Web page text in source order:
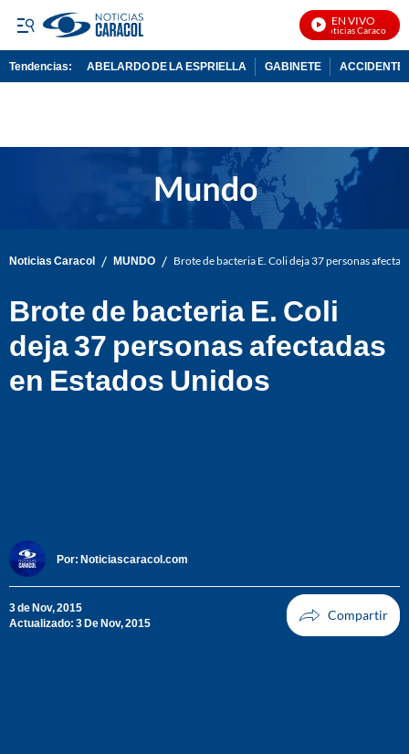
EN VIVO
Noticias Caracol En
Tendencias: ABELARDO DE LA ESPRIELLA GABINETE ACCIDENTE
Noticias Caracol / MUNDO / Brote de bacteria E. Coli deja 37 personas
Brote de bacteria E. Coli
deja 37 personas afectadas
en Estados Unidos
Por: Noticiascaracol.com
3 de Nov, 2015
Actualizado: 3 De Nov, 2015